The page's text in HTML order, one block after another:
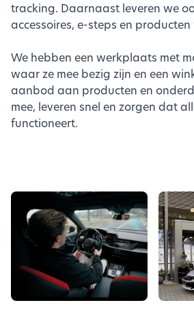
tracking. Daarnaast leveren we
accessoires, e-steps en
We hebben een werkplaats met
waar ze mee bezig zijn en een
aanbod aan producten en
mee, leveren snel en zorgen dat
functioneert.